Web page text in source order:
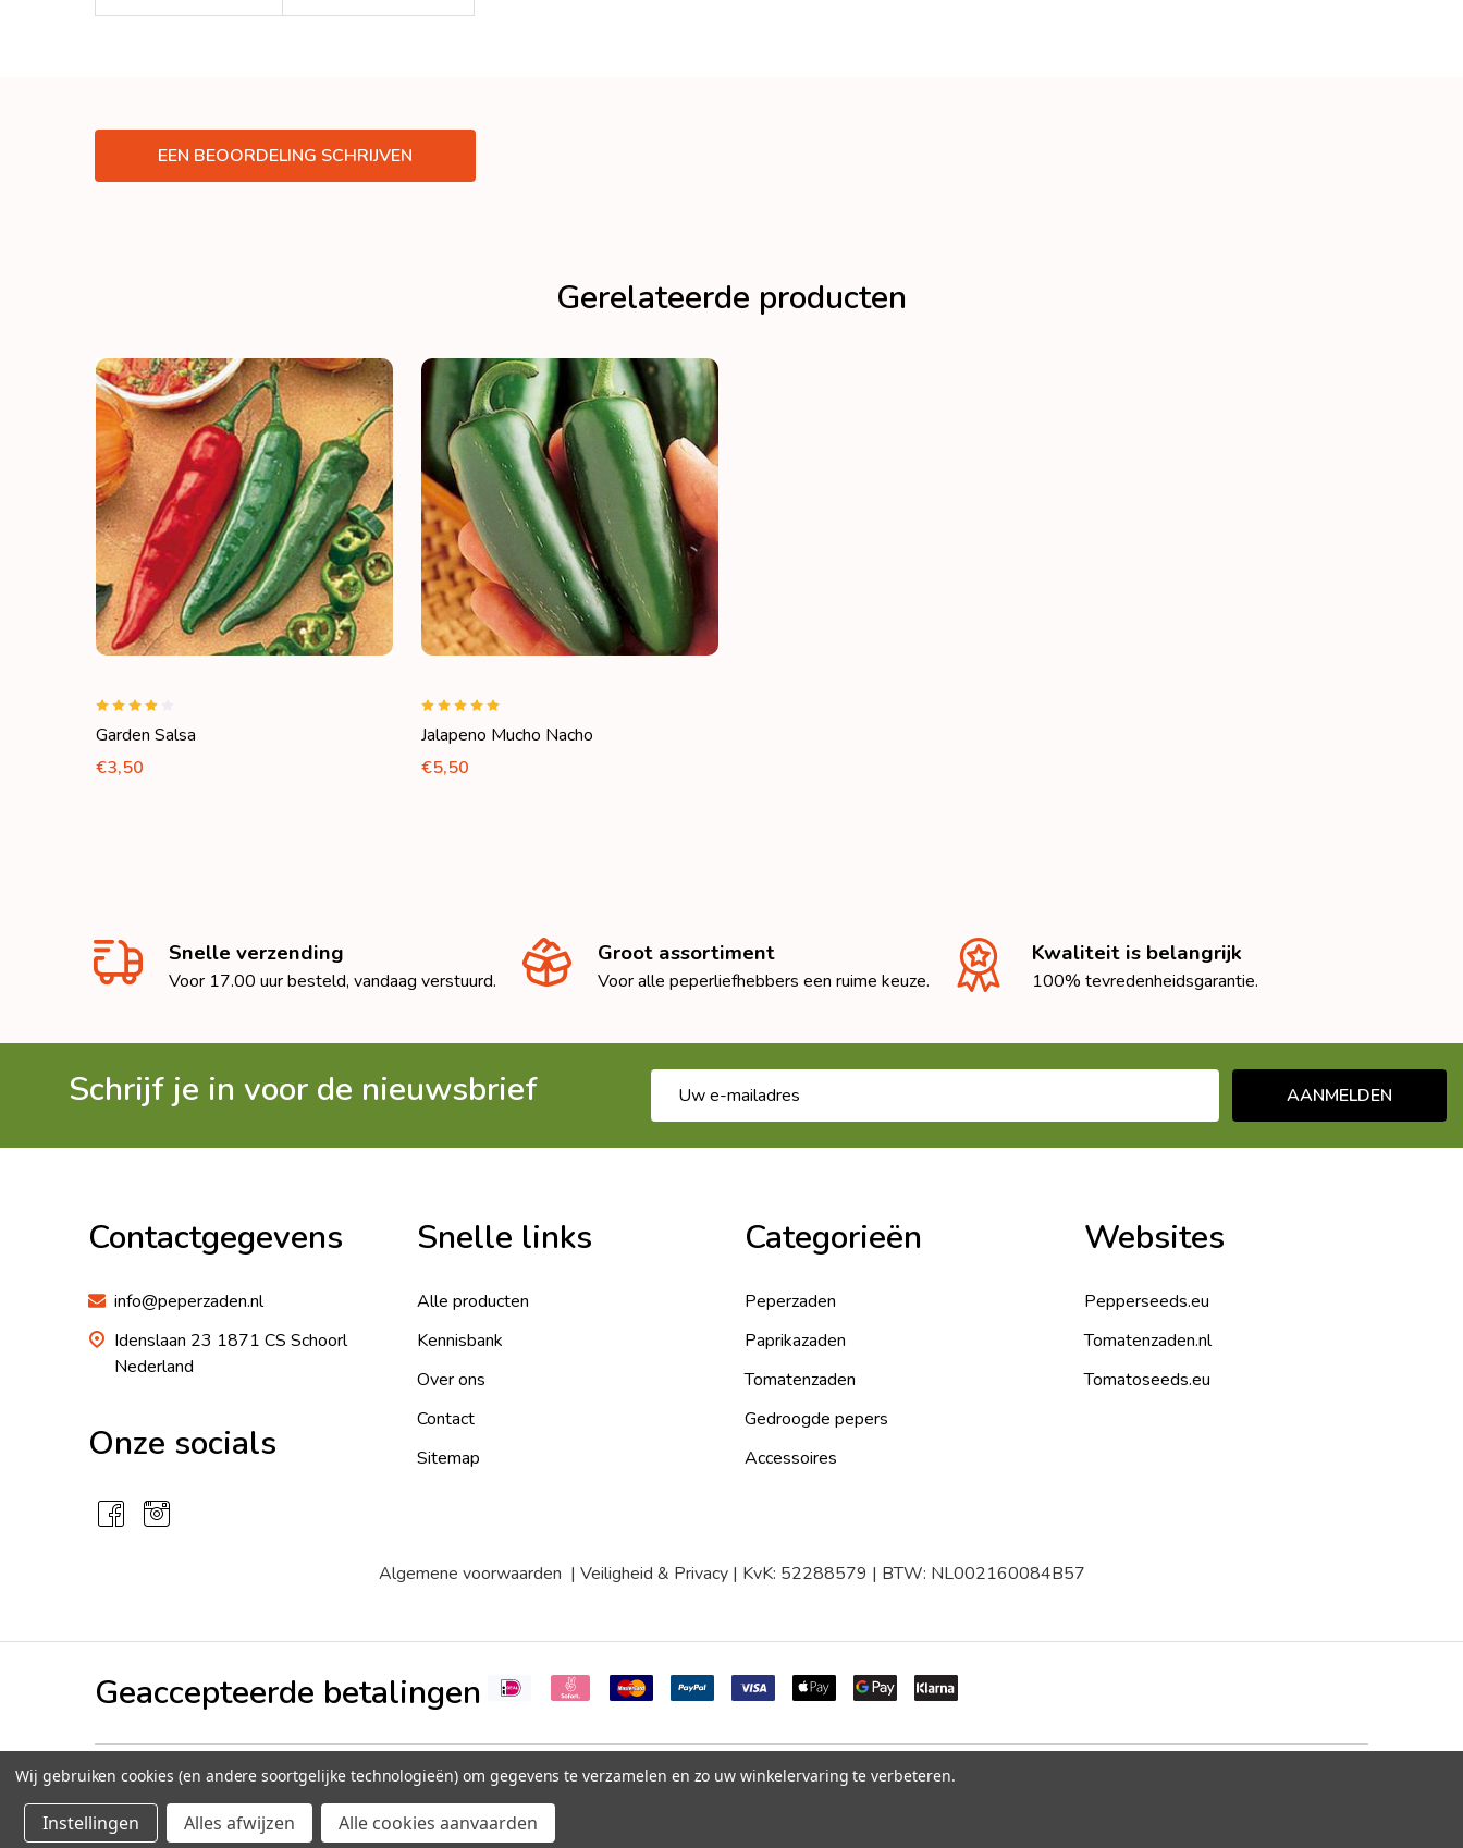
EEN BEOORDELING SCHRIJVEN
Gerelateerde producten
Garden Salsa
€3,50
Jalapeno Mucho Nacho
€5,50
Snelle verzending
Voor 17.00 uur besteld, vandaag verstuurd.
Groot assortiment
Voor alle peperliefhebbers een ruime keuze.
Kwaliteit is belangrijk
100% tevredenheidsgarantie.
Schrijf je in voor de nieuwsbrief
mailadres
AANMELDEN
Contactgegevens
info@peperzaden.nl
Idenslaan 23 1871 CS Schoorl
Nederland
Onze socials
Snelle links
Alle producten
Kennisbank
Over ons
Contact
Sitemap
Categorieën
Peperzaden
Paprikazaden
Tomatenzaden
Gedroogde pepers
Accessoires
Websites
Pepperseeds.eu
Tomatenzaden.nl
Tomatoseeds.eu
Algemene voorwaarden | Veiligheid & Privacy| KvK: 52288579 | BTW: NL002160084B57
Geaccepteerde betalingen
©2026Peperzaden.nl
Wij gebruiken cookies (en andere soortgelijke technologieën) om gegevens te verzamelen en zo uw winkelervaring te verbeteren.
Instellingen Alles afwijzen Alle cookies aanvaarden